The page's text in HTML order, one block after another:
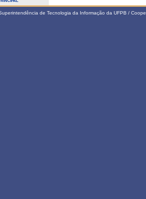
de Tecnologia da Informação da UFPB /